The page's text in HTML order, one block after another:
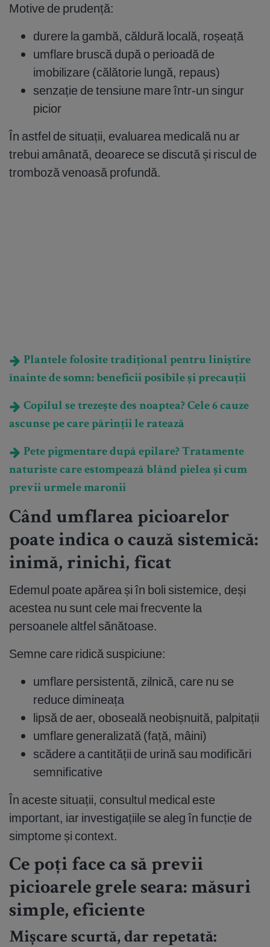
Motive de prudență:
durere la gambă, căldură locală, roșeață
umflare bruscă după o perioadă de
imobilizare (călătorie lungă, repaus)
senzație de tensiune mare într-un singur
picior
În astfel de situații, evaluarea medicală nu ar
trebui amânată, deoarece se discută și riscul de
tromboză venoasă profundă.
Plantele folosite tradițional pentru liniștire
înainte de somn: beneficii posibile și precauții
Copilul se trezește des noaptea? Cele 6 cauze
ascunse pe care părinții le ratează
Pete pigmentare după epilare? Tratamente
naturiste care estompează blând pielea și cum
previi urmele maronii
Când umflarea picioarelor
poate indica o cauză sistemică:
inimă, rinichi, ficat
Edemul poate apărea și în boli sistemice, deși
acestea nu sunt cele mai frecvente la
persoanele altfel sănătoase.
Semne care ridică suspiciune:
umflare persistentă, zilnică, care nu se
reduce dimineața
lipsă de aer, oboseală neobișnuită, palpitații
umflare generalizată (față, mâini)
scădere a cantității de urină sau modificări
semnificative
În aceste situații, consultul medical este
important, iar investigațiile se aleg în funcție de
simptome și context.
Ce poți face ca să previi
picioarele grele seara: măsuri
simple, eficiente
Mișcare scurtă, dar repetată: